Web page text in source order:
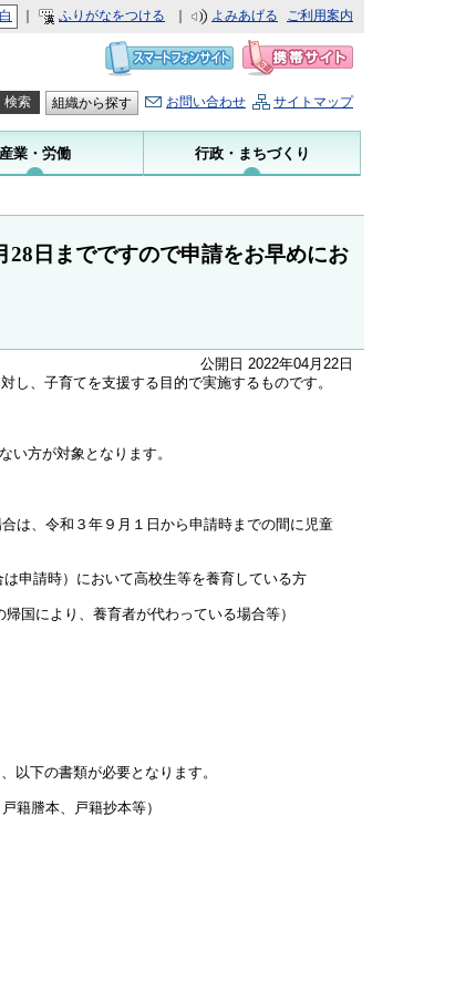
白 ふりがなをつける よみあげる ご利用案内
組織から探す お問い合わせ サイトマップ
産業・労働 行政・まちづくり
日までですので申請をお早めにお
公開日 2022年04月22日
、子育てを支援する目的で実施するものです。
い方が対象となります。
は、令和３年９月１日から申請時までの間に児童
申請時）において高校生等を養育している方
国により、養育者が代わっている場合等）
以下の書類が必要となります。
籍謄本、戸籍抄本等）